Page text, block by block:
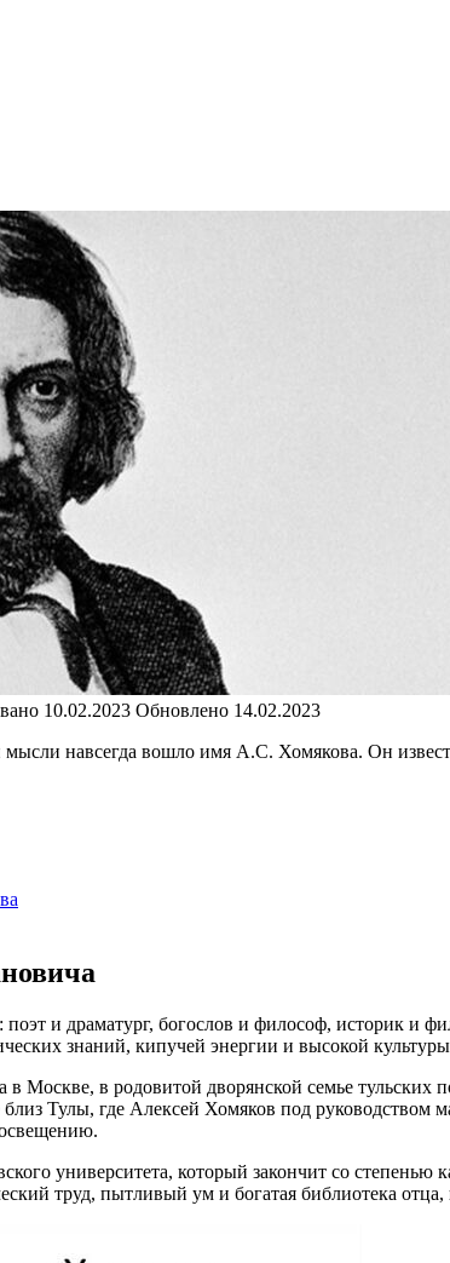
10.02.2023 Обновлено 14.02.2023
навсегда вошло имя А.С. Хомякова. Он
и драматург, богослов и философ, историк и
знаний, кипучей энергии и высокой
в Москве, в родовитой дворянской семье
Тулы, где Алексей Хомяков под руководством
университета, который закончит со
труд, пытливый ум и богатая библиотека